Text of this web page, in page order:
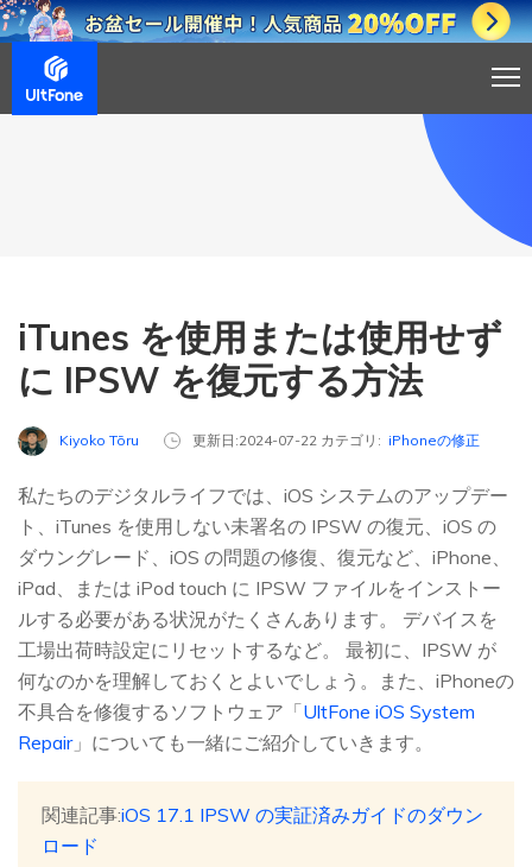
iTunes を使用または使用せず
に IPSW を復元する方法
Kiyoko Tōru 更新日:2024-07-22 カテゴリ: iPhoneの修正
私たちのデジタルライフでは、iOS システムのアップデー
ト、iTunes を使用しない未署名の IPSW の復元、iOS の
ダウングレード、iOS の問題の修復、復元など、iPhone、
iPad、または iPod touch に IPSW ファイルをインストー
ルする必要がある状況がたくさんあります。 デバイスを
工場出荷時設定にリセットするなど。 最初に、IPSW が
何なのかを理解しておくとよいでしょう。また、iPhoneの
不具合を修復するソフトウェア「UltFone iOS System
Repair」についても一緒にご紹介していきます。
関連記事:iOS 17.1 IPSW の実証済みガイドのダウン
ロード